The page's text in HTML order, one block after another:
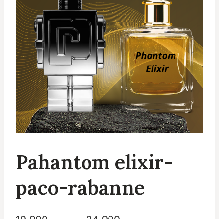
Pahantom elixir-
paco-rabanne